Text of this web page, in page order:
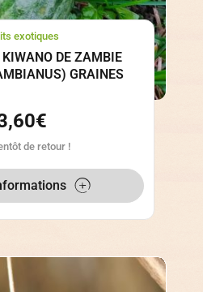
exotiques
KIWANO DE ZAMBIE
GRAINES
€
de retour !